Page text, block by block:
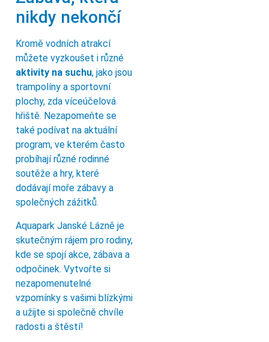
nikdy nekončí
Kromě vodních atrakcí
můžete vyzkoušet i různé
aktivity na suchu, jako jsou
trampolíny a sportovní
plochy, zda víceúčelová
hřiště. Nezapomeňte se
také podívat na aktuální
program, ve kterém často
probíhají různé rodinné
soutěže a hry, které
dodávají moře zábavy a
společných zážitků.
Aquapark Janské Lázně je
skutečným rájem pro rodiny,
kde se spojí akce, zábava a
odpočinek. Vytvořte si
nezapomenutelné
vzpomínky s vašimi blízkými
a užijte si společně chvíle
radosti a štěstí!